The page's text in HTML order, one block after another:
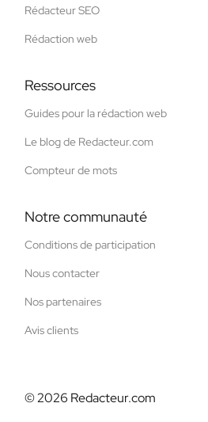
Rédacteur SEO
Rédaction web
Ressources
Guides pour la rédaction web
Le blog de Redacteur.com
Compteur de mots
Notre communauté
Conditions de participation
Nous contacter
Nos partenaires
Avis clients
© 2026 Redacteur.com